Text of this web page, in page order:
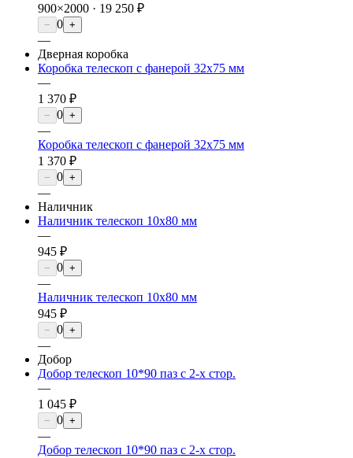
900×2000 · 19 250 ₽
− 0 +
—
Дверная коробка
Коробка телескоп с фанерой 32х75 мм
—
1 370 ₽
− 0 +
—
Коробка телескоп с фанерой 32х75 мм
1 370 ₽
− 0 +
—
Наличник
Наличник телескоп 10х80 мм
—
945 ₽
− 0 +
—
Наличник телескоп 10х80 мм
945 ₽
− 0 +
—
Добор
Добор телескоп 10*90 паз с 2-х стор.
—
1 045 ₽
− 0 +
—
Добор телескоп 10*90 паз с 2-х стор.